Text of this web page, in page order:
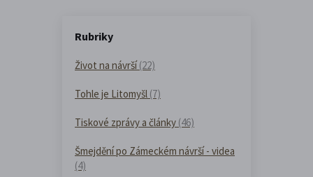
Rubriky
Život na návrší(22)
Tohle je Litomyšl (7)
Tiskové zprávy a články (46)
Šmejdění po Zámeckém návrší - videa
(4)